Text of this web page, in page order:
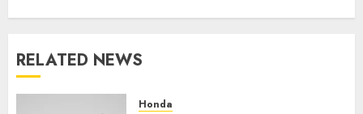
RELATED NEWS
Honda